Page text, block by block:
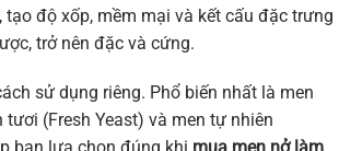
độ xốp, mềm mại và kết cấu đặc trưng
trở nên đặc và cứng.
sử dụng riêng. Phổ biến nhất là men
(Fresh Yeast) và men tự nhiên